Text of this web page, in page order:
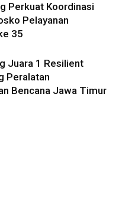
Perkuat Koordinasi
Pelayanan
35
Juara 1 Resilient
Peralatan
Bencana Jawa Timur